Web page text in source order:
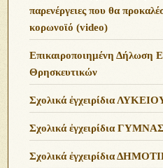
παρενέργειες που θα
κορωνοϊό (video)
Επικαιροποιημένη Δήλωση
Θρησκευτικών
Σχολικά ἐγχειρίδια
Σχολικά ἐγχειρίδια
Σχολικά ἐγχειρίδια